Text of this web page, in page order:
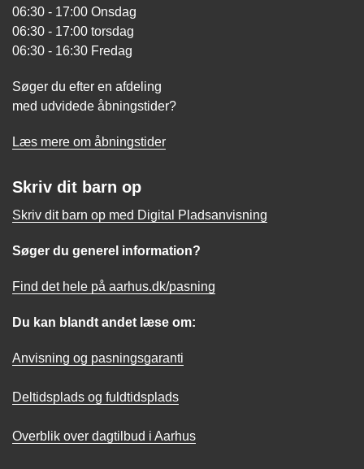
06:30 - 17:00 Onsdag
06:30 - 17:00 torsdag
06:30 - 16:30 Fredag
Søger du efter en afdeling
med udvidede åbningstider?
Læs mere om åbningstider
Skriv dit barn op
Skriv dit barn op med Digital Pladsanvisning
Søger du generel information?
Find det hele på aarhus.dk/pasning
Du kan blandt andet læse om:
Anvisning og pasningsgaranti
Deltidsplads og fuldtidsplads
Overblik over dagtilbud i Aarhus